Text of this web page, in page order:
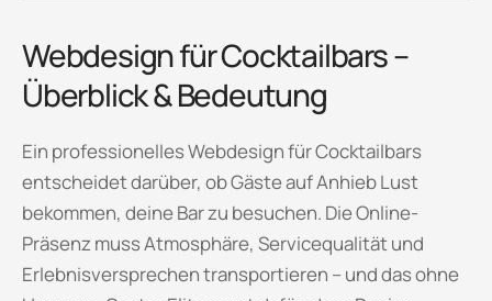
Webdesign für Cocktailbars –
Überblick & Bedeutung
Ein professionelles Webdesign für Cocktailbars
entscheidet darüber, ob Gäste auf Anhieb Lust
bekommen, deine Bar zu besuchen. Die Online-
Präsenz muss Atmosphäre, Servicequalität und
Erlebnisversprechen transportieren – und das ohne